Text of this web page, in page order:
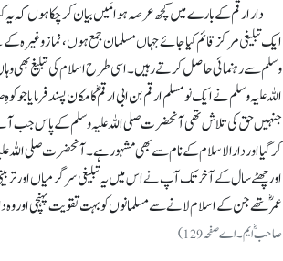
دار ارقم کے بارے میں کچھ عرصہ ہوا مَیں بیان کر چکا ہوں کہ یہ
ایک تبلیغی مرکز قائم کیا جائے جہاں مسلمان جمع ہوں، نماز
وسلم سے رہنمائی حاصل کرتے رہیں۔ اسی طرح اسلام کی تبلیغ
اللہ علیہ وسلم نے ایک نومسلم ارقم بن ابی ارقمؓ کا مکان پسند
جنہیں حق کی تلاش تھی آنحضرت صلی اللہ علیہ وسلم کے پاس جب
کر گیا اور دارالاسلام کے نام سے بھی مشہور ہے۔ آنحضرت صلی اللہ
اور چھٹے سال کے آخر تک آپ نے اس میں یہ تبلیغی سرگرمیاں اور
عمرؓ تھے جن کے اسلام لانے سے مسلمانوں کو بہت تقویت پہنچی اور وہ
صاحبؓ ایم۔ اے صفحہ 129)